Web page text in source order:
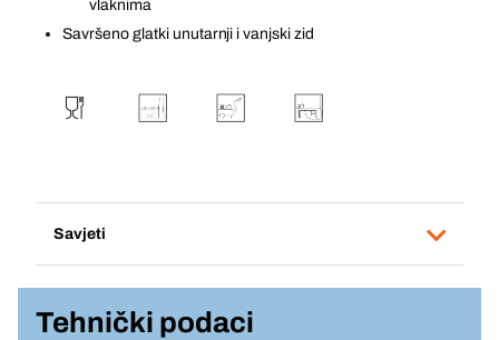
vlaknima
Savršeno glatki unutarnji i vanjski zid
Savjeti
Tehnički podaci